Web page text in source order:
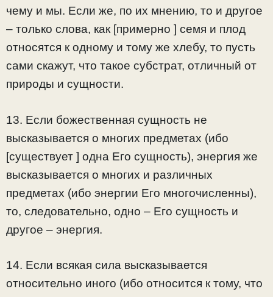
чему и мы. Если же, по их мнению, то и другое
– только слова, как [примерно ] семя и плод
относятся к одному и тому же хлебу, то пусть
сами скажут, что такое субстрат, отличный от
природы и сущности.
13. Если божественная сущность не
высказывается о многих предметах (ибо
[существует ] одна Его сущность), энергия же
высказывается о многих и различных
предметах (ибо энергии Его многочисленны),
то, следовательно, одно – Его сущность и
другое – энергия.
14. Если всякая сила высказывается
относительно иного (ибо относится к тому, что